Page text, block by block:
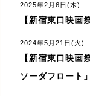
2025年2月6日(木)
【新宿東口映画
2024年5月21日(火)
【新宿東口映画
ソーダフロート